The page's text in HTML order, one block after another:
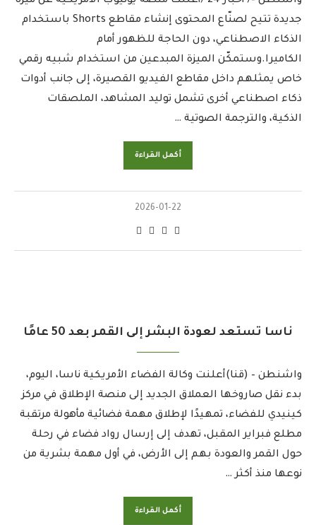
جديدة تتيح لصنّاع المحتوى إنشاء مقاطع Shorts باستخدام
الذكاء الاصطناعي، دون الحاجة للظهور أمام
الكاميرا.وستمكّن الميزة المبدعين من استخدام شبيه رقمي
خاص يمثلهم داخل مقاطع الفيديو القصيرة، إلى جانب أدوات
ذكاء اصطناعي أخرى تشمل توليد المشاهد، الملصقات
الذكية، والترجمة الصوتية …
أكمل القراءة
2026-01-22
ناسا تستعد لعودة البشر إلى القمر بعد 50 عامًا
واشنطن – (قنا)أعلنت وكالة الفضاء الأمريكية ناسا، اليوم،
بدء نقل صاروخها العملاق الجديد إلى منصة الإطلاق في مركز
كينيدي للفضاء، تمهيدًا لإطلاق مهمة فضائية مأهولة مرتقبة
مطلع فبراير المقبل، تهدف إلى إرسال رواد فضاء في رحلة
حول القمر والعودة بهم إلى الأرض، في أول مهمة بشرية من
نوعها منذ أكثر …
أكمل القراءة